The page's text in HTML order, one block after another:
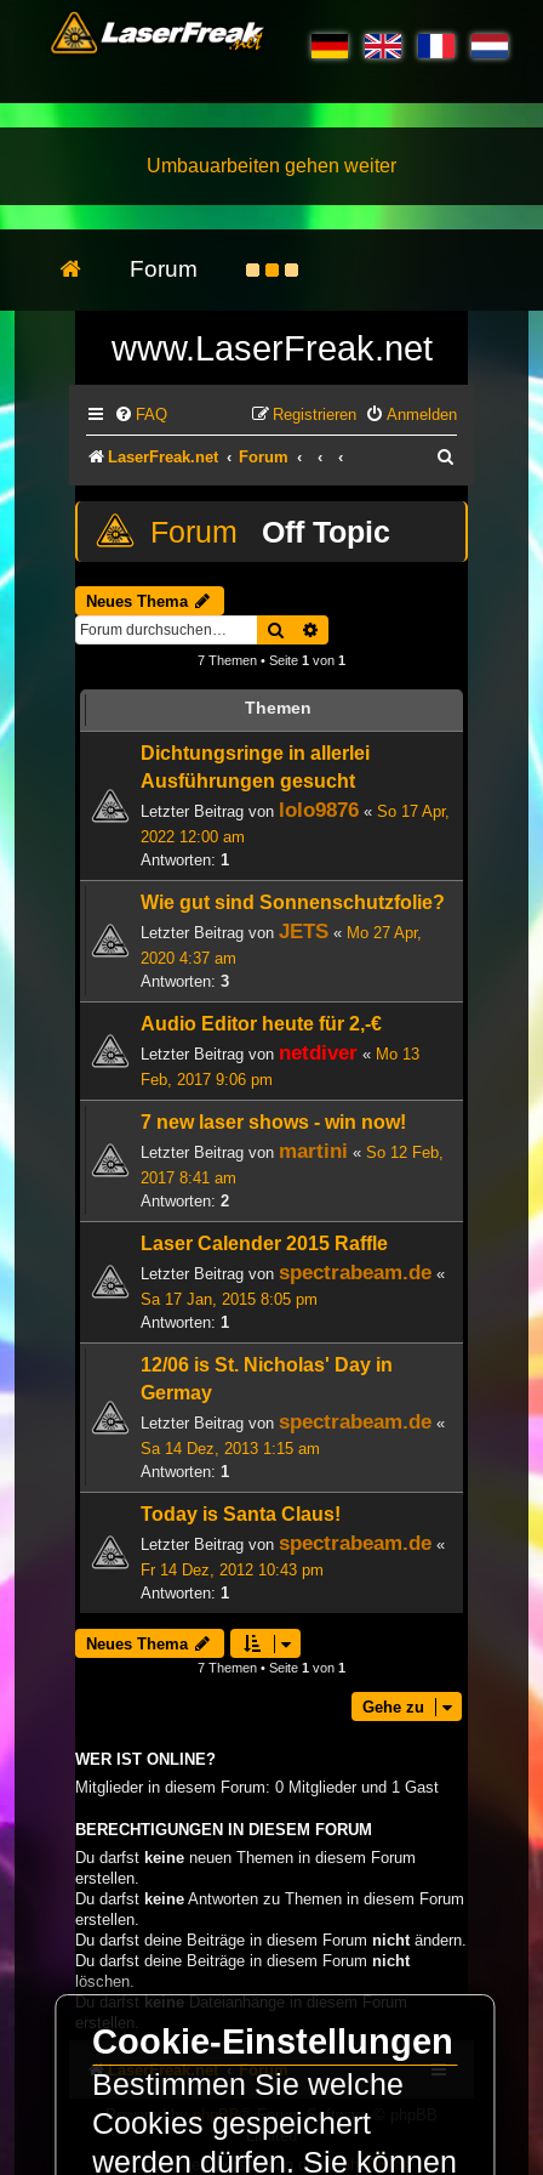
Umbauarbeiten gehen weiter
Forum
www.LaserFreak.net
FAQ Anmelden
Registrieren
LaserFreak.net Forum
Off Topic
Neues Thema
Suche
7 Themen • Seite 1 von 1
Themen
Dichtungsringe in allerlei
Ausführungen gesucht
Letzter Beitrag von lolo9876 « So 17 Apr,
2022 12:00 am
Antworten: 1
Wie gut sind Sonnenschutzfolie?
Letzter Beitrag von JETS « Mo 27 Apr,
2020 4:37 am
Antworten: 3
Audio Editor heute für 2,-€
Letzter Beitrag von netdiver « Mo 13
Feb, 2017 9:06 pm
7 new laser shows - win now!
Letzter Beitrag von martini « So 12 Feb,
2017 8:41 am
Antworten: 2
Laser Calender 2015 Raffle
Letzter Beitrag von spectrabeam.de «
Sa 17 Jan, 2015 8:05 pm
Antworten: 1
12/06 is St. Nicholas' Day in
Germay
Letzter Beitrag von spectrabeam.de «
Sa 14 Dez, 2013 1:15 am
Antworten: 1
Today is Santa Claus!
Letzter Beitrag von spectrabeam.de «
Fr 14 Dez, 2012 10:43 pm
Antworten: 1
Neues Thema
7 Themen • Seite 1 von 1
Gehe zu
WER IST ONLINE?
Mitglieder in diesem Forum: 0 Mitglieder und 1 Gast
BERECHTIGUNGEN IN DIESEM FORUM
Du darfst keine neuen Themen in diesem Forum
erstellen.
Du darfst keine Antworten zu Themen in diesem Forum
erstellen.
Du darfst deine Beiträge in diesem Forum nicht ändern.
Du darfst deine Beiträge in diesem Forum nicht
löschen.
Du darfstkeineDateianhänge in diesem Forum
erstellen.
LaserFreak.net Forum
Powered byphpBB® Forum Software © phpBB
Limited
Deutsche Übersetzung durchphpBB.de
Cookie-Einstellungen
Bestimmen Sie welche
Cookies gespeichert
werden dürfen. Sie können